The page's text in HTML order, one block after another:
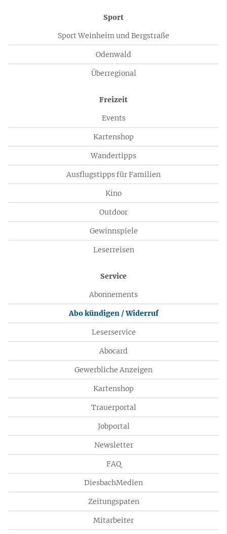
Sport
Sport Weinheim und Bergstraße
Odenwald
Überregional
Freizeit
Events
Kartenshop
Wandertipps
Ausflugstipps für Familien
Kino
Outdoor
Gewinnspiele
Leserreisen
Service
Abonnements
Abo kündigen / Widerruf
Leserservice
Abocard
Gewerbliche Anzeigen
Kartenshop
Trauerportal
Jobportal
Newsletter
FAQ
DiesbachMedien
Zeitungspaten
Mitarbeiter